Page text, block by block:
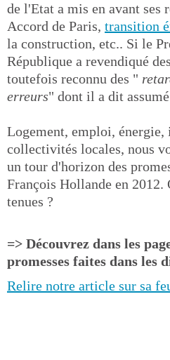
de l'Etat a mis en avant ses
Accord de Paris, transition
la construction, etc.. Si le
République a revendiqué
toutefois reconnu des "
erreurs" dont il a dit
Logement, emploi, énergie,
collectivités locales, nous
un tour d'horizon des
François Hollande en 2012.
tenues ?
=> Découvrez dans les
promesses faites dans les
Relire notre article sur sa